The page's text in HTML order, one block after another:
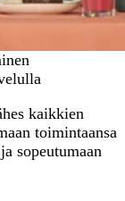
kaikkien
toimintaansa
sopeutumaan